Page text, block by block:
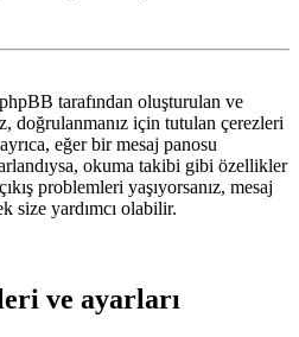
tarafından oluşturulan ve
doğrulanmanız için tutulan çerezleri
eğer bir mesaj panosu
okuma takibi gibi özellikler
problemleri yaşıyorsanız, mesaj
size yardımcı olabilir.
ve ayarları